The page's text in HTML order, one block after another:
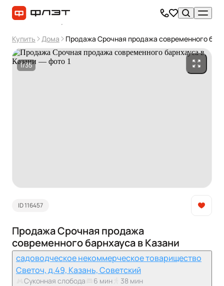
Купить Дома Продажа Срочная продажа современного
1/35
ID 116457
Продажа Срочная продажа
современного барнхауса в Казани
садоводческое некоммерческое товарищество
Светоч, д.49, Казань, Советский
Суконная слобода 6 мин 38 мин